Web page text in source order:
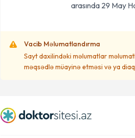
arasında 29 May
Vacib Məlumatlandırma
Sayt daxilindəki məlumatlar
məqsədlə müayinə etməsi və ya